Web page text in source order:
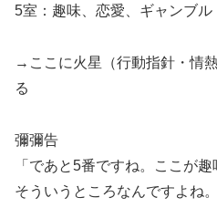
5室：趣味、恋愛、ギャンブル
→ここに火星（行動指針・情
る
彌彌告
「であと5番ですね。ここが
そういうところなんですよね